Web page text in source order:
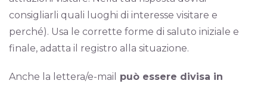
consigliarli quali luoghi di interesse visitare e
perché). Usa le corrette forme di saluto iniziale e
finale, adatta il registro alla situazione.
Anche la lettera/e-mail
può essere divisa in